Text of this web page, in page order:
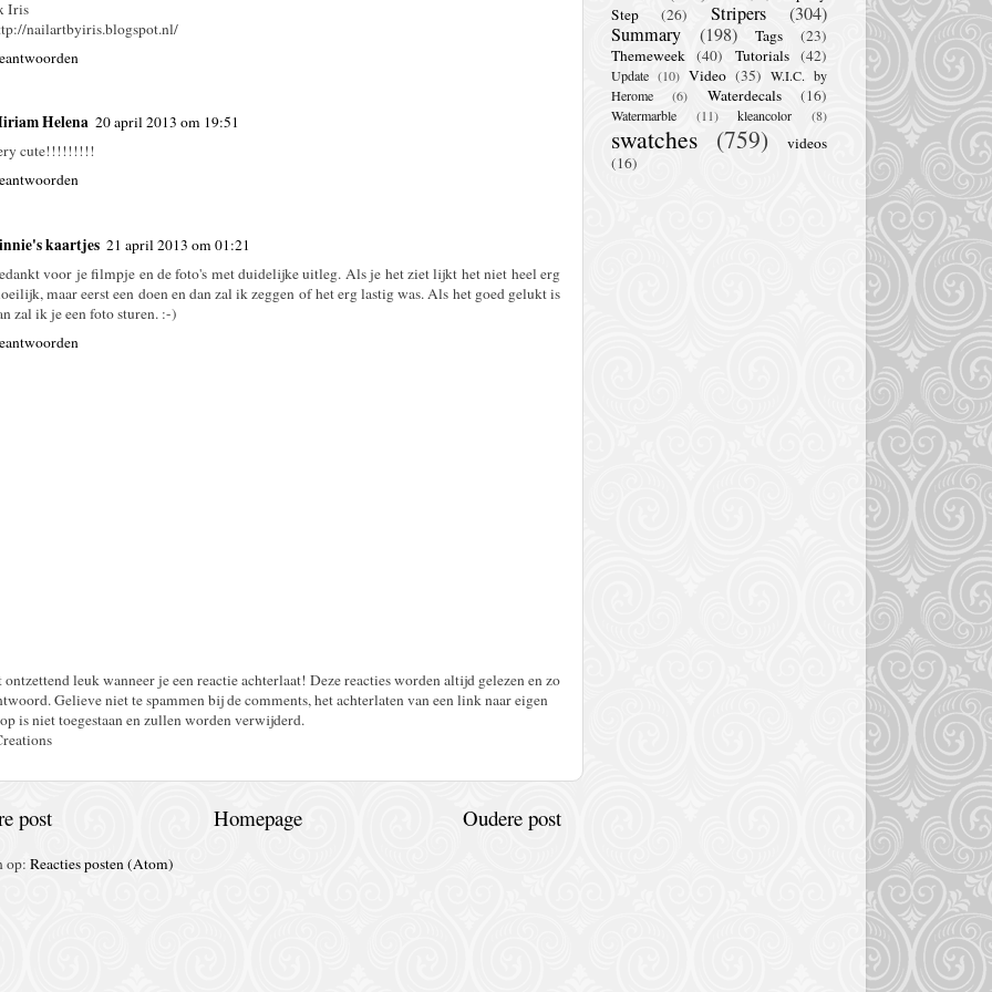
Iris
nailartbyiris.blogspot.nl/
Helena 20 april 2013 om 19:51
cute!!!!!!!!!
kaartjes 21 april 2013 om 01:21
voor je filmpje en de foto's met duidelijke uitleg. Als je het ziet lijkt het niet heel erg
maar eerst een doen en dan zal ik zeggen of het erg lastig was. Als het goed gelukt is
zal ik je een foto sturen. :-)
leuk wanneer je een reactie achterlaat! Deze reacties worden altijd gelezen en zo
Gelieve niet te spammen bij de comments, het achterlaten van een link naar eigen
is niet toegestaan en zullen worden verwijderd.
post Oudere post
Homepage
op: Reacties posten (Atom)
Step
(26) Stripers
(304)
Summary
(198) Tags
(23)
Themeweek (40) Tutorials (42)
Update (10) Video (35) W.I.C. by
Herome
(6) Waterdecals (16)
Watermarble (11) kleancolor (8)
swatches (759)
videos
(16)